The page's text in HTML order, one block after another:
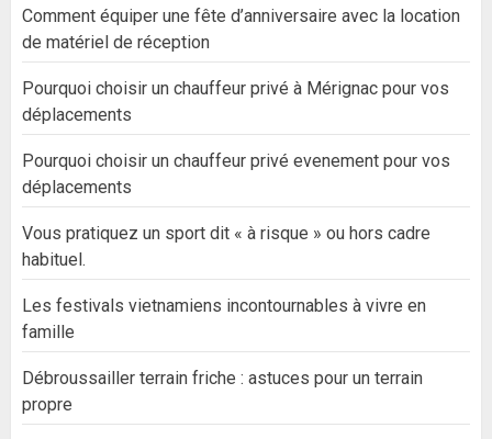
Comment équiper une fête d’anniversaire avec la location
de matériel de réception
Pourquoi choisir un chauffeur privé à Mérignac pour vos
déplacements
Pourquoi choisir un chauffeur privé evenement pour vos
déplacements
Vous pratiquez un sport dit « à risque » ou hors cadre
habituel.
Les festivals vietnamiens incontournables à vivre en
famille
Débroussailler terrain friche : astuces pour un terrain
propre